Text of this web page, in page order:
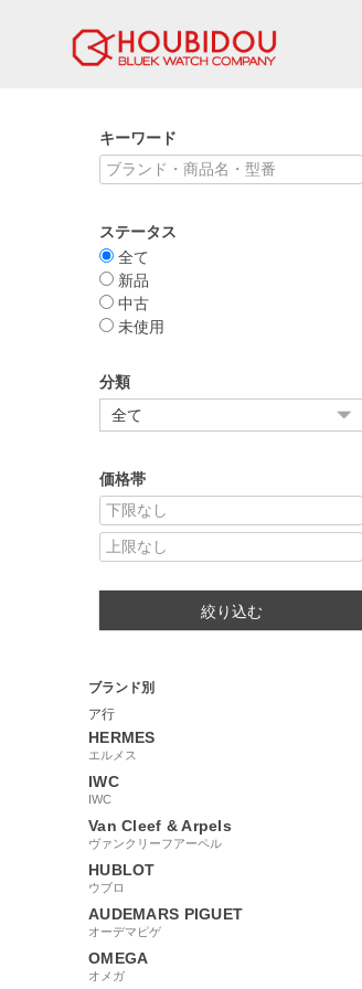
キーワード
ステータス
全て
新品
中古
未使用
分類
価格帯
絞り込む
ブランド別
ア行
HERMES
エルメス
IWC
IWC
Van Cleef & Arpels
ヴァンクリーフアーペル
HUBLOT
ウブロ
AUDEMARS PIGUET
オーデマピゲ
OMEGA
オメガ